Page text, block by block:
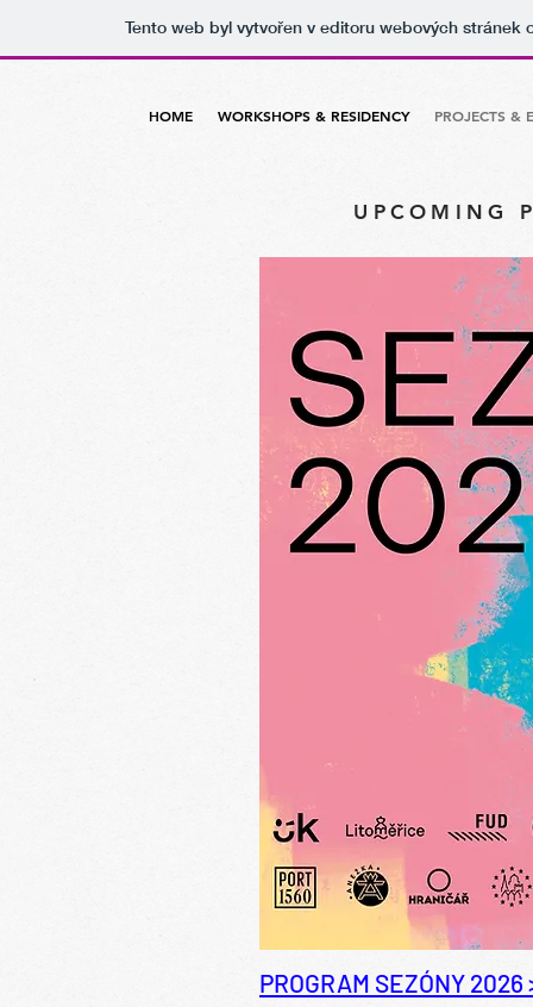
Tento web byl vytvořen v editoru webových stránek
HOME WORKSHOPS & RESIDENCY PROJECTS &
UPCOMING
PROGRAM SEZÓNY 2026